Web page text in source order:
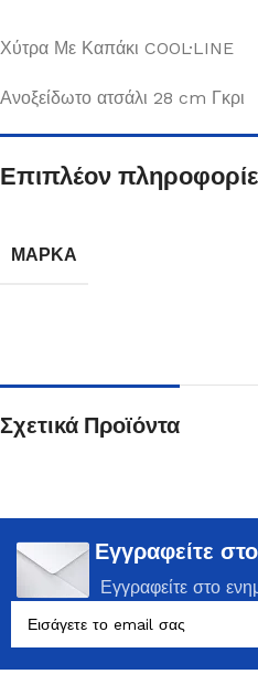
Χύτρα Με Καπάκι COOL·LINE
Ανοξείδωτο ατσάλι 28 cm Γκρι
Επιπλέον
ΜΆΡΚΑ
Σχετικά Προϊόντα
Εγγραφείτε
Εγγραφείτε στο